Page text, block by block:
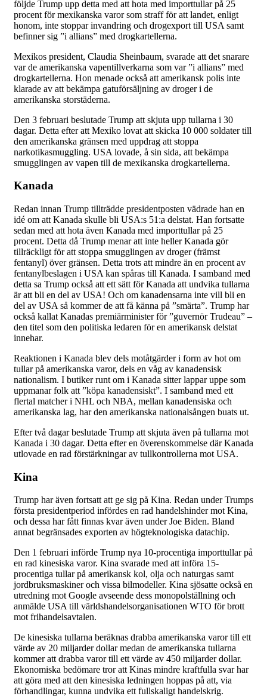
följde Trump upp detta med att hota med importtullar på 25
procent för mexikanska varor som straff för att landet, enligt
honom, inte stoppar invandring och drogexport till USA samt
befinner sig ”i allians” med drogkartellerna.
Mexikos president, Claudia Sheinbaum, svarade att det snarare
var de amerikanska vapentillverkarna som var ”i allians” med
drogkartellerna. Hon menade också att amerikansk polis inte
klarade av att bekämpa gatuförsäljning av droger i de
amerikanska storstäderna.
Den 3 februari beslutade Trump att skjuta upp tullarna i 30
dagar. Detta efter att Mexiko lovat att skicka 10 000 soldater till
den amerikanska gränsen med uppdrag att stoppa
narkotikasmuggling. USA lovade, å sin sida, att bekämpa
smugglingen av vapen till de mexikanska drogkartellerna.
Kanada
Redan innan Trump tillträdde presidentposten vädrade han en
idé om att Kanada skulle bli USA:s 51:a delstat. Han fortsatte
sedan med att hota även Kanada med importtullar på 25
procent. Detta då Trump menar att inte heller Kanada gör
tillräckligt för att stoppa smugglingen av droger (främst
fentanyl) över gränsen. Detta trots att mindre än en procent av
fentanylbeslagen i USA kan spåras till Kanada. I samband med
detta sa Trump också att ett sätt för Kanada att undvika tullarna
är att bli en del av USA! Och om kanadensarna inte vill bli en
del av USA så kommer de att få känna på ”smärta”. Trump har
också kallat Kanadas premiärminister för ”guvernör Trudeau” –
den titel som den politiska ledaren för en amerikansk delstat
innehar.
Reaktionen i Kanada blev dels motåtgärder i form av hot om
tullar på amerikanska varor, dels en våg av kanadensisk
nationalism. I butiker runt om i Kanada sitter lappar uppe som
uppmanar folk att ”köpa kanadensiskt”. I samband med ett
flertal matcher i NHL och NBA, mellan kanadensiska och
amerikanska lag, har den amerikanska nationalsången buats ut.
Efter två dagar beslutade Trump att skjuta även på tullarna mot
Kanada i 30 dagar. Detta efter en överenskommelse där Kanada
utlovade en rad förstärkningar av tullkontrollerna mot USA.
Kina
Trump har även fortsatt att ge sig på Kina. Redan under Trumps
första presidentperiod infördes en rad handelshinder mot Kina,
och dessa har fått finnas kvar även under Joe Biden. Bland
annat begränsades exporten av högteknologiska datachip.
Den 1 februari införde Trump nya 10-procentiga importtullar på
en rad kinesiska varor. Kina svarade med att införa 15-
procentiga tullar på amerikansk kol, olja och naturgas samt
jordbruksmaskiner och vissa bilmodeller. Kina sjösatte också en
utredning mot Google avseende dess monopolställning och
anmälde USA till världshandelsorganisationen WTO för brott
mot frihandelsavtalen.
De kinesiska tullarna beräknas drabba amerikanska varor till ett
värde av 20 miljarder dollar medan de amerikanska tullarna
kommer att drabba varor till ett värde av 450 miljarder dollar.
Ekonomiska bedömare tror att Kinas mindre kraftfulla svar har
att göra med att den kinesiska ledningen hoppas på att, via
förhandlingar, kunna undvika ett fullskaligt handelskrig.